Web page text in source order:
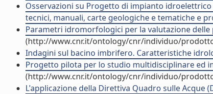
Osservazioni su Progetto di impianto
tecnici, manuali, carte geologiche e tematiche e
Parametri idromorfologici per la valutazione
(http://www.cnr.it/ontology/cnr/individuo/
Indagini sul bacino imbrifero. Caratteristiche
Progetto pilota per lo studio multidisciplinare ed
(http://www.cnr.it/ontology/cnr/individuo/
L'applicazione della Direttiva Quadro sulle Acque